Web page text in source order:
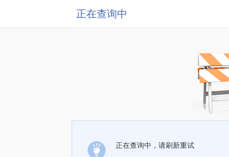
正在查询中
正在查询中，请刷新重试